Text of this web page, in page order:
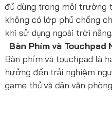
đủ dùng trong môi trường
không có lớp phủ chống
khi sử dụng ngoài trời nắng.
Bàn Phím và Touchpad
Bàn phím và touchpad là
hưởng đến trải nghiệm
game thủ và dân văn